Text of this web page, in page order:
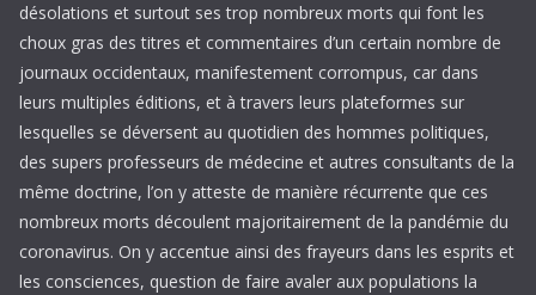
désolations et surtout ses trop nombreux morts qui font les
choux gras des titres et commentaires d’un certain nombre de
journaux occidentaux, manifestement corrompus, car dans
leurs multiples éditions, et à travers leurs plateformes sur
lesquelles se déversent au quotidien des hommes politiques,
des supers professeurs de médecine et autres consultants de la
même doctrine, l’on y atteste de manière récurrente que ces
nombreux morts découlent majoritairement de la pandémie du
coronavirus. On y accentue ainsi des frayeurs dans les esprits et
les consciences, question de faire avaler aux populations la